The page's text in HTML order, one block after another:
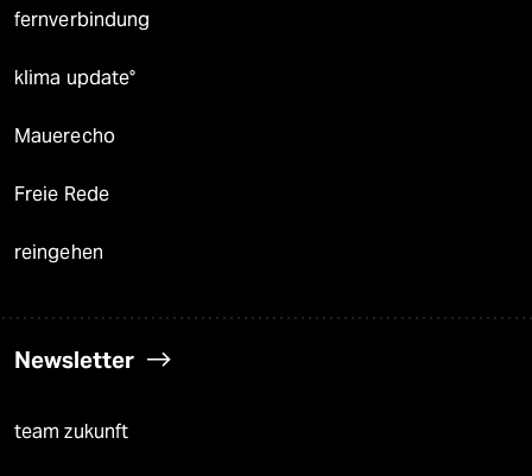
fernverbindung
klima update°
Mauerecho
Freie Rede
reingehen
Newsletter
team zukunft